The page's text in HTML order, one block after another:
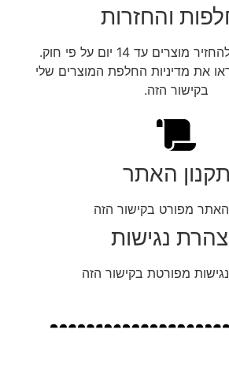
והחזרות
עד 14 יום על פי חוק.
את מדיניות החלפת המוצרים שלי
בקישור הזה.
תקנון האתר
האתר מפורט בקישור הזה
נגישות
מפורטת בקישור הזה